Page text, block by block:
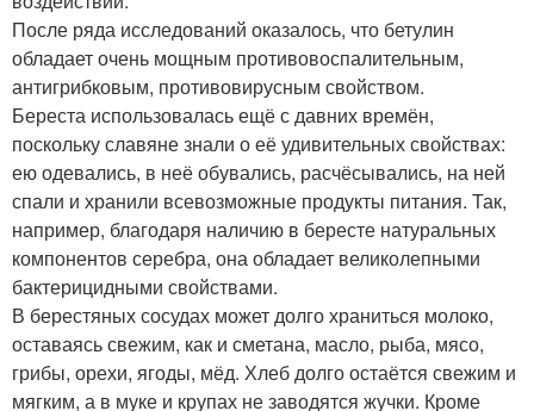
После ряда исследований оказалось, что бетулин
обладает очень мощным противовоспалительным,
антигрибковым, противовирусным свойством.
Береста использовалась ещё с давних времён,
поскольку славяне знали о её удивительных свойствах:
ею одевались, в неё обувались, расчёсывались, на ней
спали и хранили всевозможные продукты питания. Так,
например, благодаря наличию в бересте натуральных
компонентов серебра, она обладает великолепными
бактерицидными свойствами.
В берестяных сосудах может долго храниться молоко,
оставаясь свежим, как и сметана, масло, рыба, мясо,
грибы, орехи, ягоды, мёд. Хлеб долго остаётся свежим и
мягким, а в муке и крупах не заводятся жучки. Кроме